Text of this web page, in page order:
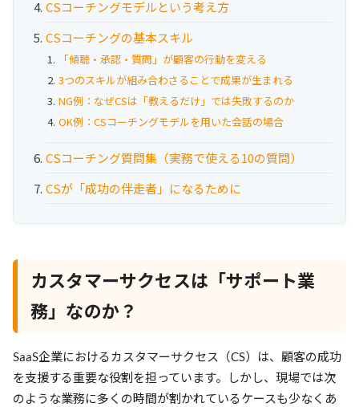
セミナー
メルマガ登録
CSコーチングモデルという考え方
CSコーチングの基本スキル
「傾聴・承認・質問」が顧客の行動を変える
3つのスキルが組み合わさることで成果が生まれる
NG例：なぜCSは「教えるだけ」では失敗するのか
OK例：CSコーチングモデルを用いた会話の場合
CSコーチング質問集（実務で使える10の質問）
CSが「成功の伴走者」になるために
カスタマーサクセスは「サポート業
務」なのか？
SaaS企業におけるカスタマーサクセス（CS）は、顧客の成功
を支援する重要な役割を担っています。しかし、現場では次
のような業務に多くの時間が割かれているケースも少なくあ